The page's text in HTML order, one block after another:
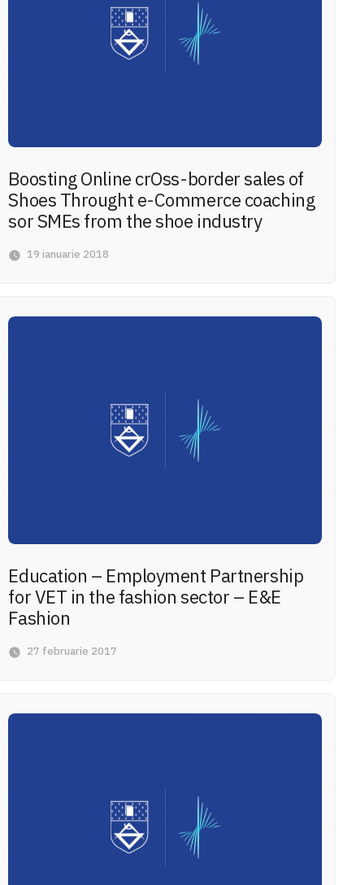
Boosting Online crOss-border sales of
Shoes Throught e-Commerce coaching
sor SMEs from the shoe industry
19 ianuarie 2018
Education – Employment Partnership
for VET in the fashion sector – E&E
Fashion
27 februarie 2017